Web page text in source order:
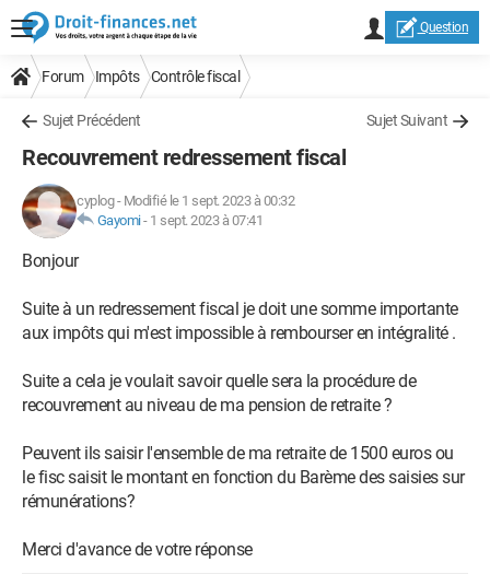
Question
Forum Impôts Contrôle fiscal
Sujet Précédent Sujet Suivant
Recouvrement redressement fiscal
cyplog- Modifié le 1 sept. 2023 à 00:32
Gayomi- 1 sept. 2023 à 07:41
Bonjour
Suite à un redressement fiscal je doit une somme importante
aux impôts qui m'est impossible à rembourser en intégralité .
Suite a cela je voulait savoir quelle sera la procédure de
recouvrement au niveau de ma pension de retraite ?
Peuvent ils saisir l'ensemble de ma retraite de 1500 euros ou
le fisc saisit le montant en fonction du Barème des saisies sur
rémunérations?
Merci d'avance de votre réponse